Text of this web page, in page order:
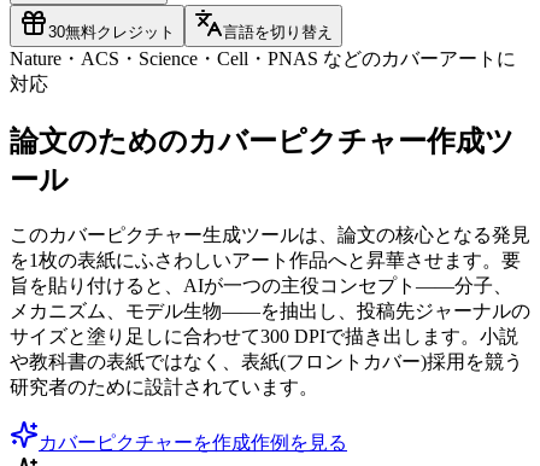
30無料クレジット 言語を切り替え
Nature・ACS・Science・Cell・PNAS などのカバーアートに
対応
論文のためのカバーピクチャー作成ツ
ール
このカバーピクチャー生成ツールは、論文の核心となる発見
を1枚の表紙にふさわしいアート作品へと昇華させます。要
旨を貼り付けると、AIが一つの主役コンセプト——分子、
メカニズム、モデル生物——を抽出し、投稿先ジャーナルの
サイズと塗り足しに合わせて300 DPIで描き出します。小説
や教科書の表紙ではなく、表紙(フロントカバー)採用を競う
研究者のために設計されています。
カバーピクチャーを作成作例を見る